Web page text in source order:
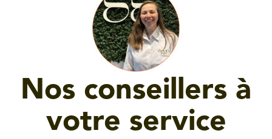
Nos conseillers à
votre service